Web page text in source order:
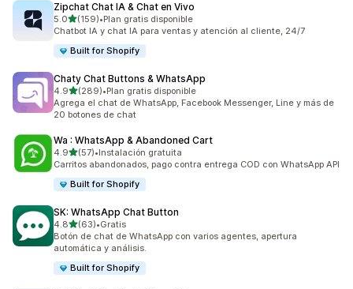
Zipchat Chat IA & Chat en Vivo
5.0de 5 estrellas
(159)
159 reseñas en total
•Plan gratis disponible
Chatbot IA y chat IA para ventas y atención al cliente, 24/7
Built for Shopify
Chaty Chat Buttons & WhatsApp
4.9de 5 estrellas
(289)
289 reseñas en total
•Plan gratis disponible
Agrega el chat de WhatsApp, Facebook Messenger, Line y más de
20 botones de chat
Wa : WhatsApp & Abandoned Cart
4.9de 5 estrellas
(57)
57 reseñas en total
•Instalación gratuita
Carritos abandonados, pago contra entrega COD con WhatsApp API
Built for Shopify
SK: WhatsApp Chat Button
4.8de 5 estrellas
(63)
63 reseñas en total
•Gratis
Botón de chat de WhatsApp con varios agentes, apertura
automática y análisis.
Built for Shopify